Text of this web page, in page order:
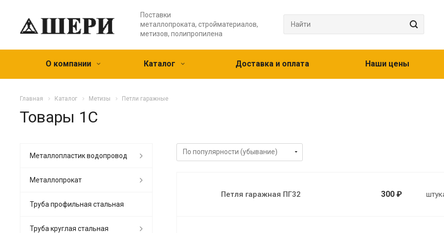
Поставки
металлопроката, стройматериалов,
метизов, полипропилена
О компании Каталог Доставка и оплата Наши цены
Главная Каталог Метизы Петли гаражные
Товары 1С
Петля гаражная ПГ32 300 ₽
Металлопластик водопровод
Металлопрокат
Труба профильная стальная
Труба круглая стальная